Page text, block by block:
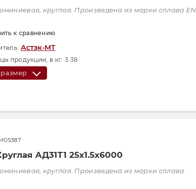
круглая. Произведена из марки сплава EN
к сравнению
Астэк-МТ
продукции, в кг: 3.38
размер
АД31Т1 25х1.5х6000
круглая. Произведена из марки сплава